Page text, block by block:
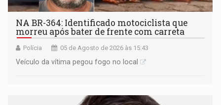
NA BR-364: Identificado motociclista que
morreu após bater de frente com carreta
Polícia 05 de Agosto de 2026 às 15:43
Veículo da vítima pegou fogo no local